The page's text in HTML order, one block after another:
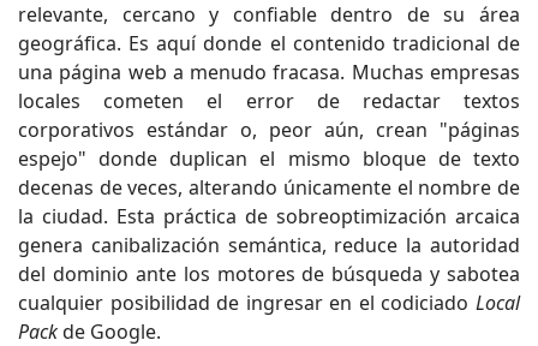
relevante, cercano y confiable dentro de su área
geográfica. Es aquí donde el contenido tradicional de
una página web a menudo fracasa. Muchas empresas
locales cometen el error de redactar textos
corporativos estándar o, peor aún, crean "páginas
espejo" donde duplican el mismo bloque de texto
decenas de veces, alterando únicamente el nombre de
la ciudad. Esta práctica de sobreoptimización arcaica
genera canibalización semántica, reduce la autoridad
del dominio ante los motores de búsqueda y sabotea
cualquier posibilidad de ingresar en el codiciado Local
Packde Google.